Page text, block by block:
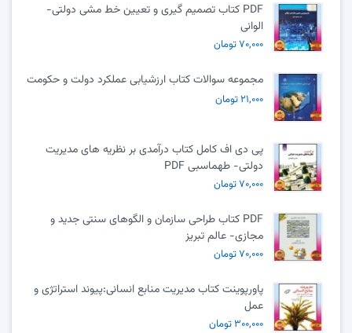
PDF کتاب تصمیم گیری و تعیین خط مشی دولتی-
الوانی
۷۰,۰۰۰ تومان
مجموعه سوالات کتاب ارزشیابی عملکرد دولت و حکومت
۲۱,۰۰۰ تومان
پی دی اف کامل کتاب درآمدی بر نظریه های مدیریت
دولتی- طهماسبی PDF
۷۰,۰۰۰ تومان
PDF کتاب طراحی سازمان و الگوهای سنتی جدید و
مجازی- عالم تبریز
۷۰,۰۰۰ تومان
پاورپوینت کتاب مدیریت منابع انسانی:پیوند استراتژی و
عمل
۳۰۰,۰۰۰ تومان